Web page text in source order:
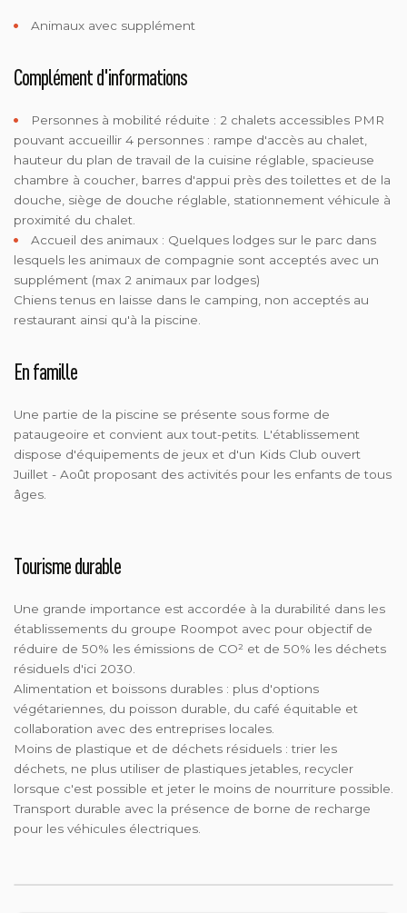
Animaux avec supplément
Complément d'informations
Personnes à mobilité réduite : 2 chalets accessibles PMR
pouvant accueillir 4 personnes : rampe d'accès au chalet,
hauteur du plan de travail de la cuisine réglable, spacieuse
chambre à coucher, barres d'appui près des toilettes et de la
douche, siège de douche réglable, stationnement véhicule à
proximité du chalet.
Accueil des animaux : Quelques lodges sur le parc dans
lesquels les animaux de compagnie sont acceptés avec un
supplément (max 2 animaux par lodges)
Chiens tenus en laisse dans le camping, non acceptés au
restaurant ainsi qu'à la piscine.
En famille
Une partie de la piscine se présente sous forme de
pataugeoire et convient aux tout-petits. L'établissement
dispose d'équipements de jeux et d'un Kids Club ouvert
Juillet - Août proposant des activités pour les enfants de tous
âges.
Tourisme durable
Une grande importance est accordée à la durabilité dans les
établissements du groupe Roompot avec pour objectif de
réduire de 50% les émissions de CO² et de 50% les déchets
résiduels d'ici 2030.
Alimentation et boissons durables : plus d'options
végétariennes, du poisson durable, du café équitable et
collaboration avec des entreprises locales.
Moins de plastique et de déchets résiduels : trier les
déchets, ne plus utiliser de plastiques jetables, recycler
lorsque c'est possible et jeter le moins de nourriture possible.
Transport durable avec la présence de borne de recharge
pour les véhicules électriques.